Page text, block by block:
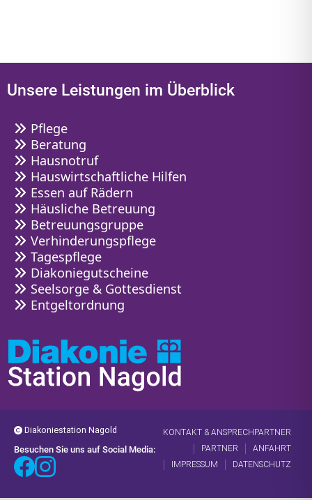
Unsere Leistungen im Überblick
Pflege
Beratung
Hausnotruf
Hauswirtschaftliche Hilfen
Essen auf Rädern
Häusliche Betreuung
Betreuungsgruppe
Verhinderungspflege
Tagespflege
Diakoniegutscheine
Seelsorge & Gottesdienst
Entgeltordnung
Diakoniestation Nagold
Besuchen Sie uns auf Social Media:
KONTAKT & ANSPRECHPARTNER
PARTNER
ANFAHRT
IMPRESSUM
DATENSCHUTZ